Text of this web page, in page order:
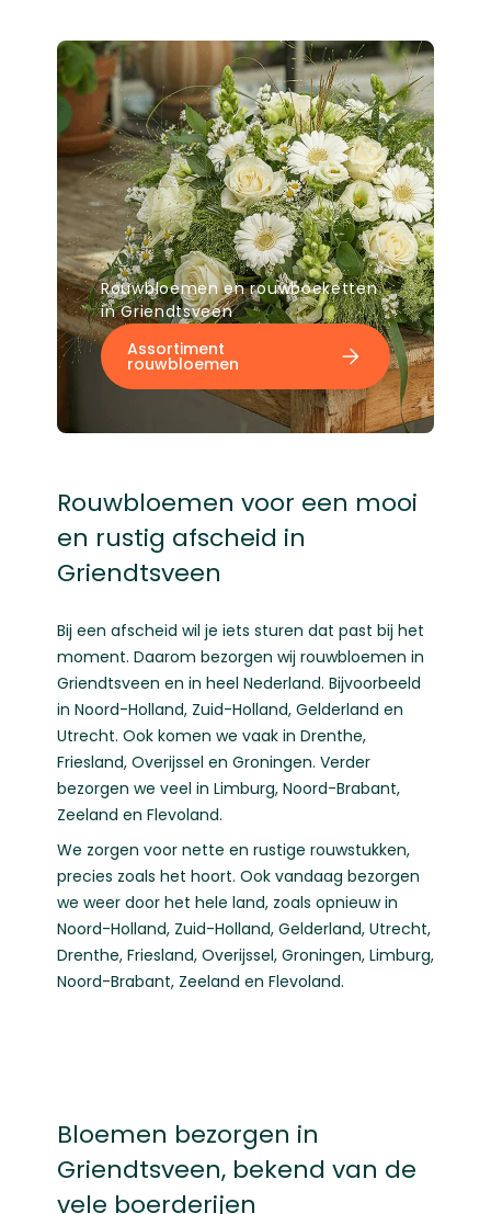
Rouwbloemen en rouwboeketten
in Griendtsveen
Assortiment
rouwbloemen
Rouwbloemen voor een mooi
en rustig afscheid in
Griendtsveen
Bij een afscheid wil je iets sturen dat past bij het
moment. Daarom bezorgen wij rouwbloemen in
Griendtsveen en in heel Nederland. Bijvoorbeeld
in Noord-Holland, Zuid-Holland, Gelderland en
Utrecht. Ook komen we vaak in Drenthe,
Friesland, Overijssel en Groningen. Verder
bezorgen we veel in Limburg, Noord-Brabant,
Zeeland en Flevoland.
We zorgen voor nette en rustige rouwstukken,
precies zoals het hoort. Ook vandaag bezorgen
we weer door het hele land, zoals opnieuw in
Noord-Holland, Zuid-Holland, Gelderland, Utrecht,
Drenthe, Friesland, Overijssel, Groningen, Limburg,
Noord-Brabant, Zeeland en Flevoland.
Bloemen bezorgen in
Griendtsveen, bekend van de
vele boerderijen